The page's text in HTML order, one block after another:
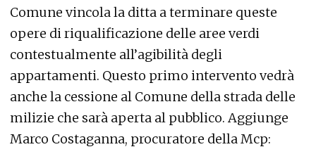
Comune vincola la ditta a terminare queste
opere di riqualificazione delle aree verdi
contestualmente all’agibilità degli
appartamenti. Questo primo intervento vedrà
anche la cessione al Comune della strada delle
milizie che sarà aperta al pubblico. Aggiunge
Marco Costaganna, procuratore della Mcp: